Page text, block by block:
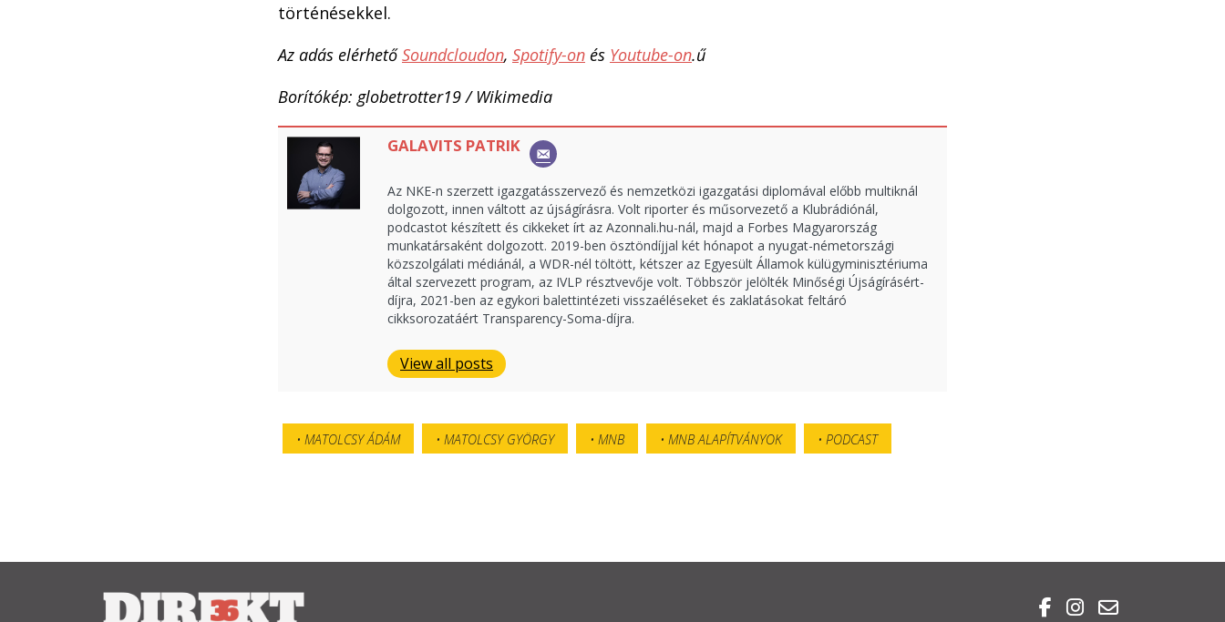
történésekkel.
Az adás elérhetőSoundcloudon, Spotify-on és Youtube-on.ű
Borítókép: globetrotter19 / Wikimedia
GALAVITS PATRIK
Az NKE-n szerzett igazgatásszervező és nemzetközi igazgatási diplomával előbb multiknál
dolgozott, innen váltott az újságírásra. Volt riporter és műsorvezető a Klubrádiónál,
podcastot készített és cikkeket írt az Azonnali.hu-nál, majd a Forbes Magyarország
munkatársaként dolgozott. 2019-ben ösztöndíjjal két hónapot a nyugat-németországi
közszolgálati médiánál, a WDR-nél töltött, kétszer az Egyesült Államok külügyminisztériuma
által szervezett program, az IVLP résztvevője volt. Többször jelölték Minőségi Újságírásért-
díjra, 2021-ben az egykori balettintézeti visszaéléseket és zaklatásokat feltáró
cikksorozatáért Transparency-Soma-díjra.
View all posts
MATOLCSY ÁDÁM MATOLCSY GYÖRGY MNB MNB ALAPÍTVÁNYOK PODCAST
  